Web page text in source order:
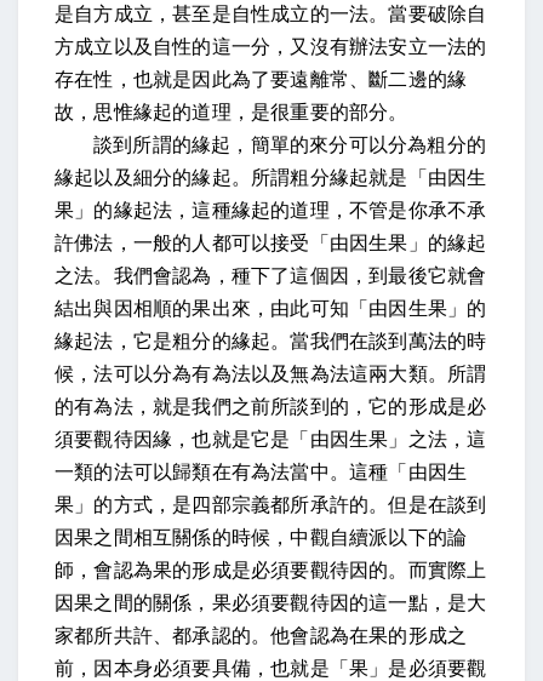
是自方成立，甚至是自性成立的一法。當要破除自
方成立以及自性的這一分，又沒有辦法安立一法的
存在性，也就是因此為了要遠離常、斷二邊的緣
故，思惟緣起的道理，是很重要的部分。
談到所謂的緣起，簡單的來分可以分為粗分的
緣起以及細分的緣起。所謂粗分緣起就是「由因生
果」的緣起法，這種緣起的道理，不管是你承不承
許佛法，一般的人都可以接受「由因生果」的緣起
之法。我們會認為，種下了這個因，到最後它就會
結出與因相順的果出來，由此可知「由因生果」的
緣起法，它是粗分的緣起。當我們在談到萬法的時
候，法可以分為有為法以及無為法這兩大類。所謂
的有為法，就是我們之前所談到的，它的形成是必
須要觀待因緣，也就是它是「由因生果」之法，這
一類的法可以歸類在有為法當中。這種「由因生
果」的方式，是四部宗義都所承許的。但是在談到
因果之間相互關係的時候，中觀自續派以下的論
師，會認為果的形成是必須要觀待因的。而實際上
因果之間的關係，果必須要觀待因的這一點，是大
家都所共許、都承認的。他會認為在果的形成之
前，因本身必須要具備，也就是「果」是必須要觀